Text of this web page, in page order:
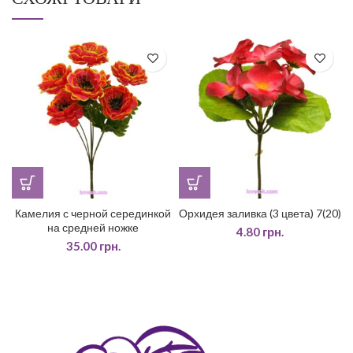
Камелия с черной серединкой
на средней ножке
35.00 грн.
Орхидея заливка (3 цвета) 7(20)
4.80 грн.